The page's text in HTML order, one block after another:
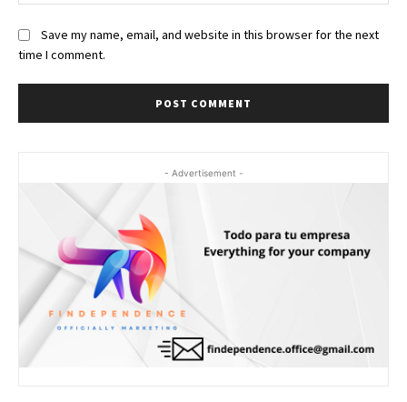
Save my name, email, and website in this browser for the next
time I comment.
- Advertisement -